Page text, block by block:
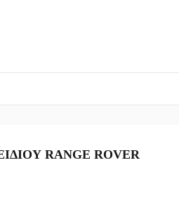
RANGE ROVER